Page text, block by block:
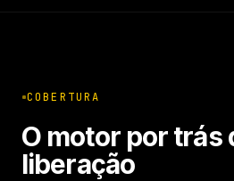
COBERTURA
O motor por trás
liberação